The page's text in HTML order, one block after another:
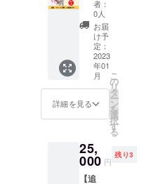
思い出版に
携わってお
稿ま
で）】
支援者
数80人
達成記
念！リ
ターン
を追加
しまし
た。
Twitter
ワー2.4
万人の
ひまわ
りコー
者：
0人
お届
け予
定：
2023
年01
月
詳細を見る
こ
の
リ
タ
ー
ン
を
選
択
す
る
25,
000 円
残り3
【追